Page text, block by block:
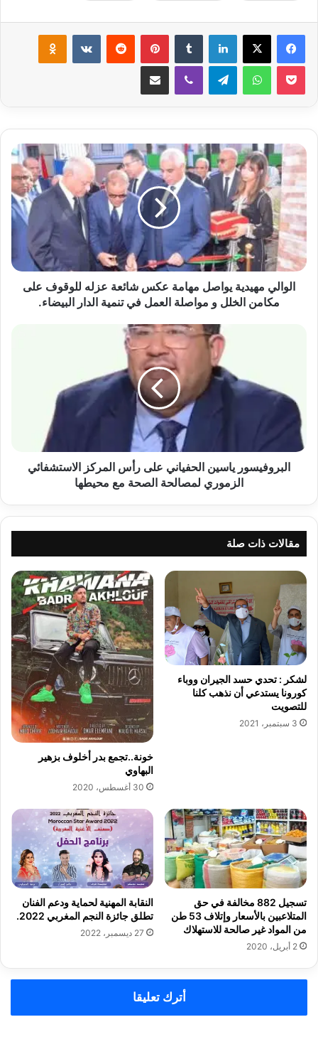
لينكدإن بينتيريست
‫Pocket واتساب تيلقرام ڤايبر مشاركة عبر البريد
الوالي
مهيدية
يواصل
مهامة
عكس
شائعة
عزله
للوقوف
على
مكامن
البيضاء.
الوالي مهيدية يواصل مهامة عكس شائعة عزله للوقوف على
مكامن الخلل و مواصلة العمل في تنمية الدار البيضاء.
المركز
الاستشفائي
الزموري
لمصالحة
الصحةالبروفيسور ياسين الحفياني على رأس المركز الاستشفائي
الزموري لمصالحة الصحة مع محيطها
مقالات ذات صلة
لشكر : تحدي حسد الجيران ووباء
كورونا يستدعي أن نذهب كلنا
للتصويت
3 سبتمبر، 2021
خونة..تجمع بدر أخلوف بزهير
البهاوي
30 أغسطس، 2020
تسجيل 882 مخالفة في حق
المتلاعبين بالأسعار وإتلاف 53 طن
من المواد غير صالحة للاستهلاك
2 أبريل، 2020
النقابة المهنية لحماية ودعم الفنان
تطلق جائزة النجم المغربي 2022.
27 ديسمبر، 2022
أترك تعليقا